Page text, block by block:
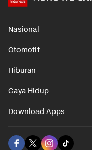
Nasional
Otomotif
Hiburan
Gaya Hidup
Download Apps